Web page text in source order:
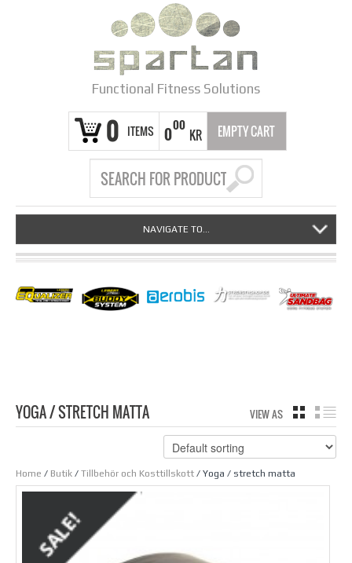
Functional Fitness Solutions
0 ITEMS 000
KR EMPTY CART
NAVIGATE TO...
YOGA / STRETCH MATTA VIEW AS GRID
Home / Butik / Tillbehör och Kosttillskott / Yoga / stretch matta